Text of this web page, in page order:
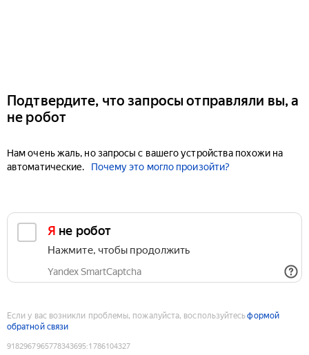
Подтвердите, что запросы отправляли вы, а
не робот
Нам очень жаль, но запросы с вашего устройства похожи на
автоматические.
Почему это могло произойти?
Я не робот
Нажмите, чтобы продолжить
Yandex SmartCaptcha
Если у вас возникли проблемы, пожалуйста, воспользуйтесьформой
обратной связи
9182967965778343695:1786104327